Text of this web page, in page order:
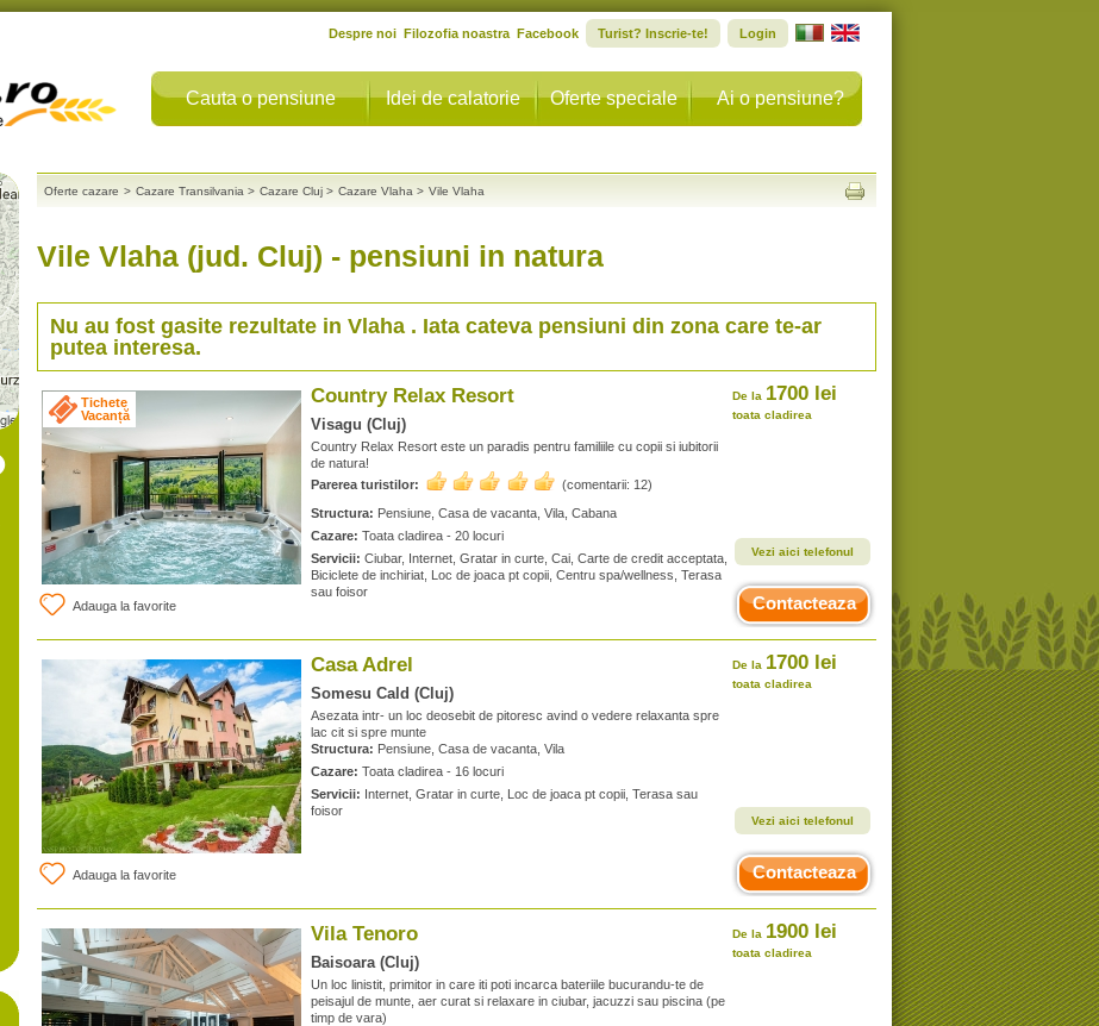
Cauta o pensiune Idei de calatorie Oferte speciale Ai o pensiune?
Despre noi Filozofia noastra Facebook Turist? Inscrie-te! Login
Oferte cazare > Cazare Transilvania > Cazare Cluj > Cazare Vlaha > Vile Vlaha
Vile Vlaha (jud. Cluj) - pensiuni in natura
Nu au fost gasite rezultate in Vlaha . Iata cateva pensiuni din zona care te-ar
putea interesa.
Tichete
Vacanță
Adauga la favorite
Country Relax Resort
Visagu (Cluj)
Country Relax Resort este un paradis pentru familiile cu copii si iubitorii
de natura!
Parerea turistilor:
(comentarii: 12)
Structura: Pensiune, Casa de vacanta, Vila, Cabana
Cazare: Toata cladirea - 20 locuri
Servicii: Ciubar, Internet, Gratar in curte, Cai, Carte de credit acceptata,
Biciclete de inchiriat, Loc de joaca pt copii, Centru spa/wellness, Terasa
sau foisor
De la 1700 lei
toata cladirea
Vezi aici telefonul
Contacteaza
Adauga la favorite
Casa Adrel
Somesu Cald (Cluj)
Asezata intr- un loc deosebit de pitoresc avind o vedere relaxanta spre
lac cit si spre munte
Structura: Pensiune, Casa de vacanta, Vila
Cazare: Toata cladirea - 16 locuri
Servicii: Internet, Gratar in curte, Loc de joaca pt copii, Terasa sau
foisor
De la 1700 lei
toata cladirea
Vezi aici telefonul
Contacteaza
Vila Tenoro
Baisoara (Cluj)
Un loc linistit, primitor in care iti poti incarca bateriile bucurandu-te de
peisajul de munte, aer curat si relaxare in ciubar, jacuzzi sau piscina (pe
timp de vara)
De la 1900 lei
toata cladirea